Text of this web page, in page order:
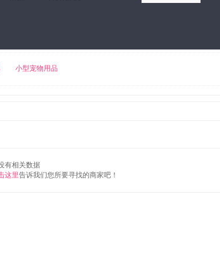
小型宠物用品
有相关数据
这里告诉我们您所要寻找的商家吧！